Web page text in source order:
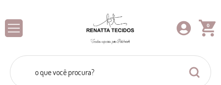
0